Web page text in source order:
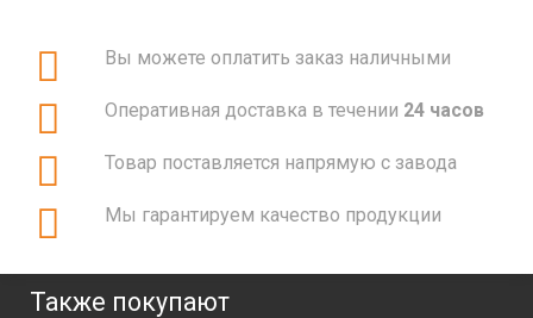
Вы можете оплатить заказ наличными
Оперативная доставка в течении 24 часов
Товар поставляется напрямую с завода
Мы гарантируем качество продукции
Также покупают